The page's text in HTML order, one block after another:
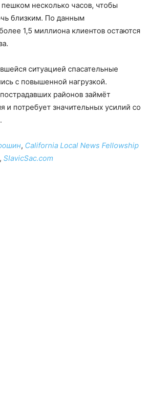
несколько часов, чтобы
близким. По данным
1,5 миллиона клиентов остаются
ситуацией спасательные
с повышенной нагрузкой.
районов займёт
и потребует значительных усилий со
, California Local News Fellowship
, SlavicSac.com